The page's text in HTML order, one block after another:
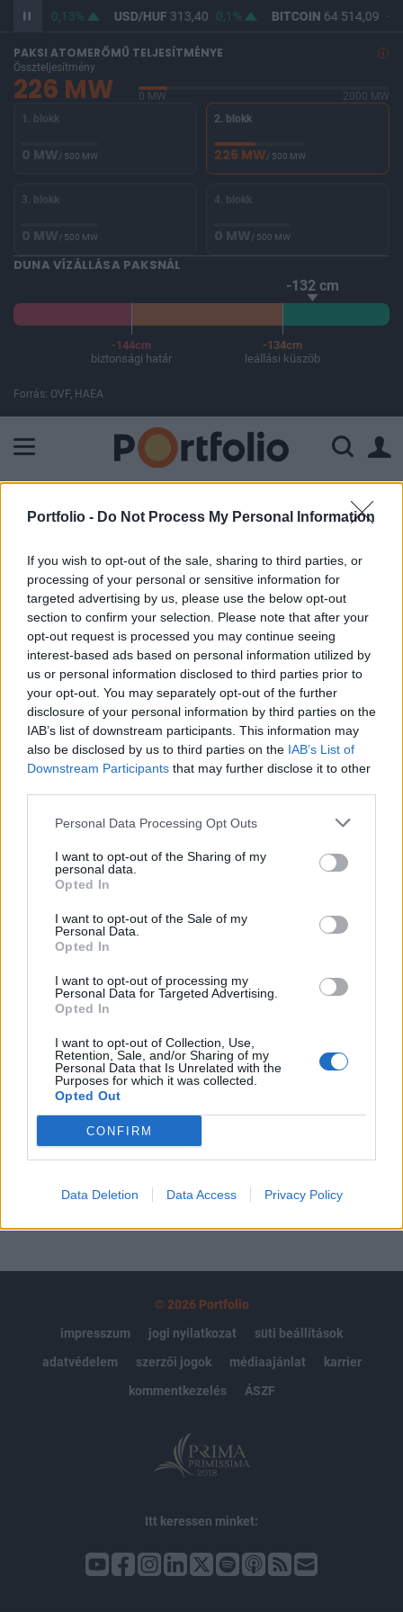
Portfolio - Do Not Process My Personal Information
If you wish to opt-out of the sale, sharing to third parties, or
processing of your personal or sensitive information for
targeted advertising by us, please use the below opt-out
section to confirm your selection. Please note that after your
opt-out request is processed you may continue seeing
interest-based ads based on personal information utilized by
us or personal information disclosed to third parties prior to
your opt-out. You may separately opt-out of the further
disclosure of your personal information by third parties on the
IAB’s list of downstream participants. This information may
also be disclosed by us to third parties on the IAB’s List of
Downstream Participants that may further disclose it to other
Personal Data Processing Opt Outs
I want to opt-out of the Sharing of my
personal data.
Opted In
I want to opt-out of the Sale of my
Personal Data.
Opted In
I want to opt-out of processing my
Personal Data for Targeted Advertising.
Opted In
I want to opt-out of Collection, Use,
Retention, Sale, and/or Sharing of my
Personal Data that Is Unrelated with the
Purposes for which it was collected.
Opted Out
CONFIRM
Data Deletion Data Access Privacy Policy
362,20 0,13% USD/HUF313,40 0,1% BITCOIN64 514,09 -
PAKSI ATOMERŐMŰ TELJESÍTMÉNYE
Összteljesítmény
226 MW 0 MW
2000 MW
1. blokk
0 MW/ 500 MW
2. blokk
226 MW/ 500 MW
3. blokk
0 MW/ 500 MW
4. blokk
0 MW/ 500 MW
DUNA VÍZÁLLÁSA PAKSNÁL
-132 cm
-144cm
biztonsági határ
-134cm
leállási küszöb
Forrás: OVF, HAEA
ELŐFIZETŐI TARTALOM
Átfogó piaci körkép (Buda-Cash)
Portfolio
2005. december 06. 08:35
KÜLFÖLDI PIACI ÖSSZEFOGLALÓ BIZONYTALAN
HANGULAT AZ USA-BAN - a tegnapi kereskedés is
bizonytalan hangulatban telt, miután az olaj ára - igaz,
csak átmenetileg - ismét 60 dollár fölé emelkedett és a
kamatemelésekkel kapcsolatos aggodalmak a múlt héten
megjelent kedvező PCE deflátor adat ellenére sem múltak
el teljesen - az olajjegyzések átmeneti erősödése
leginkább...
KEDVES OLVASÓNK!
tartozik, melynek olvasása előfizetéses
regisztrációhoz kötött.
Az előfizetés a következőket tartalmazza:
Portfolio.hu teljes cikkarchívum
kötéslistái
MÁR ELŐFIZETŐNK VAGY?BEJELENTKEZÉS
© 2026 Portfolio
impresszum
jogi nyilatkozat
süti beállítások
adatvédelem
szerzői jogok médiaajánlat
karrier
kommentkezelés
ÁSZF
Itt keressen minket: